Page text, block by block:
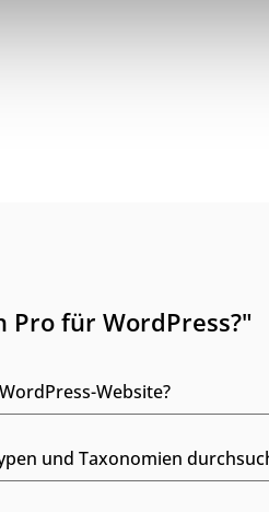
Pro für WordPress?"
Website?
und Taxonomien